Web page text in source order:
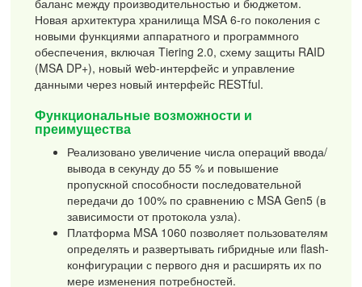
Новая архитектура хранилища MSA 6-го поколения с
новыми функциями аппаратного и программного
обеспечения, включая Tiering 2.0, схему защиты RAID
(MSA DP+), новый web-интерфейс и управление
данными через новый интерфейс RESTful.
Функциональные возможности и
преимущества
Реализовано увеличение числа операций ввода/
вывода в секунду до 55 % и повышение
пропускной способности последовательной
передачи до 100% по сравнению с MSA Gen5 (в
зависимости от протокола узла).
Платформа MSA 1060 позволяет пользователям
определять и развертывать гибридные или flash-
конфигурации с первого дня и расширять их по
мере изменения потребностей.